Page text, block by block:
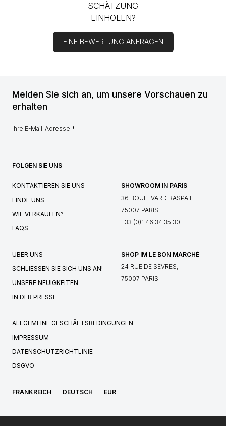
SCHÄTZUNG
EINHOLEN?
EINE BEWERTUNG ANFRAGEN
Melden Sie sich an, um unsere Vorschauen zu
erhalten
FOLGEN SIE UNS
KONTAKTIEREN SIE UNS
FINDE UNS
WIE VERKAUFEN?
FAQS
SHOWROOM IN PARIS
36 BOULEVARD RASPAIL,
75007 PARIS
+33 (0)1 46 34 35 30
ÜBER UNS
SCHLIESSEN SIE SICH UNS AN!
UNSERE NEUIGKEITEN
IN DER PRESSE
SHOP IM LE BON MARCHÉ
24 RUE DE SÈVRES,
75007 PARIS
ALLGEMEINE GESCHÄFTSBEDINGUNGEN
IMPRESSUM
DATENSCHUTZRICHTLINIE
DSGVO
FRANKREICH DEUTSCH EUR